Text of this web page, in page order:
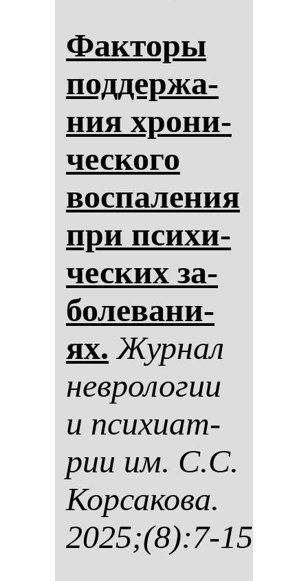
Фак­то­ры
под­дер­жа­
ния хро­ни­
чес­ко­го
вос­па­ле­ния
при пси­хи­
чес­ких за­
бо­ле­ва­ни­
ях. Жур­нал
нев­ро­ло­гии
и пси­хи­ат­
рии им. С.С.
Кор­са­ко­ва.
2025;(8):7-15